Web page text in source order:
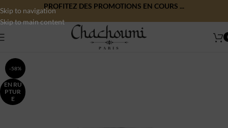
Skip to navigation
Skip to main content
PROFITEZ DES PROMOTIONS EN COURS ...
-58%
EN RU
PTUR
E